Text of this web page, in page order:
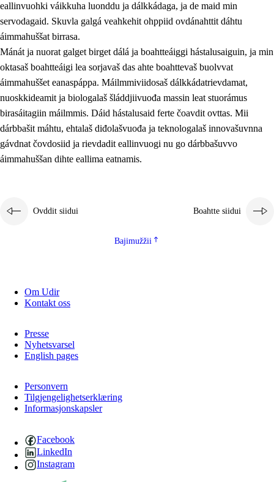
1. Oahpahusa árvovuođđu
1.1 Olmmošárvu
1.2 Identitehta ja kultuvrralaš girjáivuohta
1.3 Kritihkalaš jurddašeapmi ja ehtalaš diđolašvuohta
1.4 Hutkanillu, beroštupmi ja suokkardanhuovva
1.5 Luondduákten ja birasdiđolašvuohta
Demokratiija ja mielváikkuheapmi
eallinvuohki váikkuha luonddu ja dálkkádaga, ja de maid min
servodagaid. Skuvla galgá veahkehit ohppiid ovdánahttit dáhtu
áimmahuššat birrasa.
Mánát ja nuorat galget birget dálá ja boahtteáiggi hástalusaiguin, ja min
oktasaš boahtteáigi lea sorjavaš das ahte boahttevaš buolvvat
áimmahuššet eanaspáppa. Máilmmiviidosaš dálkkádatrievdamat,
nuoskkideamit ja biologalaš šláddjiivuođa massin leat stuorámus
birasáitagiin máilmmis. Dáid hástalusaid ferte čoavdit ovttas. Mii
dárbbašit máhtu, ehtalaš diđolašvuođa ja teknologalaš innovašuvnna
gávdnat čovdosiid ja rievdadit eallinvuogi nu go dárbbašuvvo
áimmahuššan dihte eallima eatnamis.
Ovddit siidui Boahtte siidui
Bajimužžii
Om Udir
Kontakt oss
Presse
Nyhetsvarsel
English pages
Personvern
Tilgjengelighetserklæring
Informasjonskapsler
Facebook
LinkedIn
Instagram